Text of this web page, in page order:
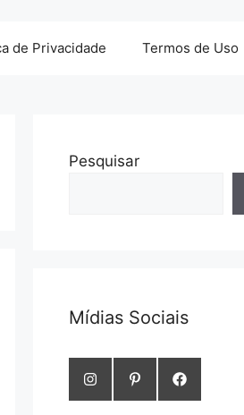
de Privacidade Termos de Uso
Pesquisar
Mídias Sociais